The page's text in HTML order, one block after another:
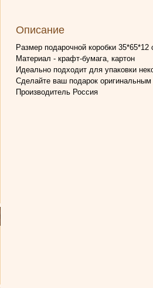
Описание
Размер подарочной коробки 35*65*12
Материал - крафт-бумага, картон
Идеально подходит для упаковки
Сделайте ваш подарок
Производитель Россия